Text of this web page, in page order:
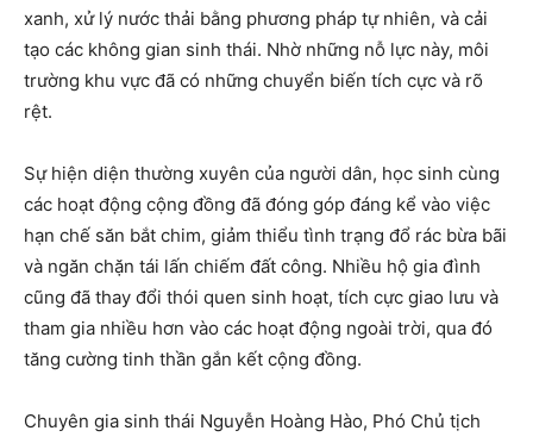
xanh, xử lý nước thải bằng phương pháp tự nhiên, và cải
tạo các không gian sinh thái. Nhờ những nỗ lực này, môi
trường khu vực đã có những chuyển biến tích cực và rõ
rệt.
Sự hiện diện thường xuyên của người dân, học sinh cùng
các hoạt động cộng đồng đã đóng góp đáng kể vào việc
hạn chế săn bắt chim, giảm thiểu tình trạng đổ rác bừa bãi
và ngăn chặn tái lấn chiếm đất công. Nhiều hộ gia đình
cũng đã thay đổi thói quen sinh hoạt, tích cực giao lưu và
tham gia nhiều hơn vào các hoạt động ngoài trời, qua đó
tăng cường tinh thần gắn kết cộng đồng.
Chuyên gia sinh thái Nguyễn Hoàng Hào, Phó Chủ tịch